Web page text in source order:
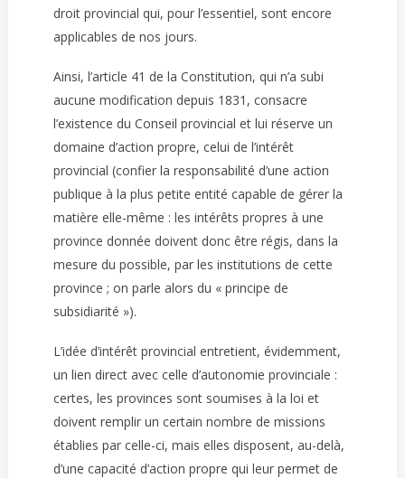
droit provincial qui, pour l’essentiel, sont encore
applicables de nos jours.
Ainsi, l’article 41 de la Constitution, qui n’a subi
aucune modification depuis 1831, consacre
l’existence du Conseil provincial et lui réserve un
domaine d’action propre, celui de l’intérêt
provincial (confier la responsabilité d’une action
publique à la plus petite entité capable de gérer la
matière elle-même : les intérêts propres à une
province donnée doivent donc être régis, dans la
mesure du possible, par les institutions de cette
province ; on parle alors du « principe de
subsidiarité »).
L’idée d’intérêt provincial entretient, évidemment,
un lien direct avec celle d’autonomie provinciale :
certes, les provinces sont soumises à la loi et
doivent remplir un certain nombre de missions
établies par celle-ci, mais elles disposent, au-delà,
d’une capacité d’action propre qui leur permet de